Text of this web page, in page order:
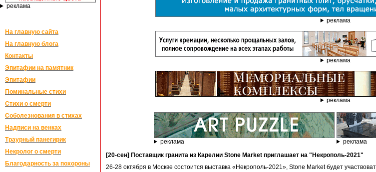
реклама
На главную сайта
На главную блога
Контакты
Эпитафии на памятник
Эпитафии
Поминальные стихи
Стихи о смерти
Соболезнования в стихах
Надписи на венках
Траурный панегирик
Некролог о смерти
Благодарность за похороны
реклама
реклама
реклама
реклама
реклама
[20-сен] Поставщик гранита из Карелии Stone Market приглашает на "Некрополь-2021"
26-28 октября в Москве состоится выставка «Некрополь-2021», Stone Market будет